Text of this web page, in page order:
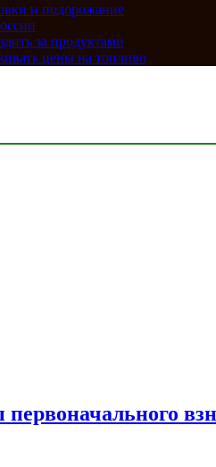
и подорожание
за продуктами
цены на топливо